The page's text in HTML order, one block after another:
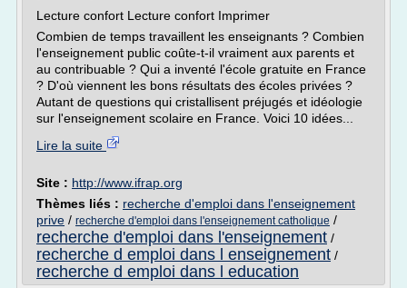
Lecture confort Lecture confort Imprimer
Combien de temps travaillent les enseignants ? Combien
l'enseignement public coûte-t-il vraiment aux parents et
au contribuable ? Qui a inventé l'école gratuite en France
? D'où viennent les bons résultats des écoles privées ?
Autant de questions qui cristallisent préjugés et idéologie
sur l'enseignement scolaire en France. Voici 10 idées...
Lire la suite
Site : http://www.ifrap.org
Thèmes liés : recherche d'emploi dans l'enseignement
prive / recherche d'emploi dans l'enseignement catholique /
recherche d'emploi dans l'enseignement /
recherche d emploi dans l enseignement /
recherche d emploi dans l education